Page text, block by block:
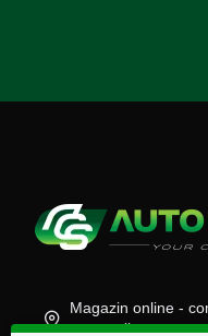
Magazin online -
accesorii auto,